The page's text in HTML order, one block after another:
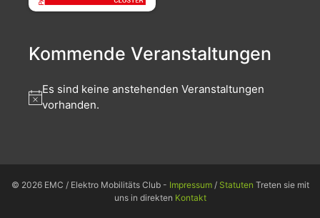
Kommende Veranstaltungen
Es sind keine anstehenden Veranstaltungen
vorhanden.
© 2026 EMC / Elektro Mobilitäts Club - Impressum/ Statuten Treten sie mit
uns in direkten Kontakt